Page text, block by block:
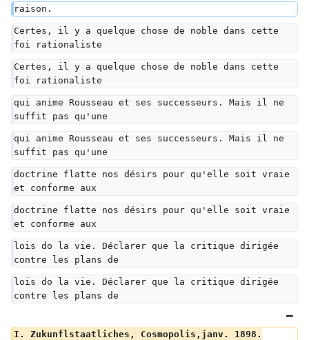
raison.
Certes, il y a quelque chose de noble dans cette
foi rationaliste
Certes, il y a quelque chose de noble dans cette
foi rationaliste
qui anime Rousseau et ses successeurs. Mais il ne
suffit pas qu'une
qui anime Rousseau et ses successeurs. Mais il ne
suffit pas qu'une
doctrine flatte nos désirs pour qu'elle soit vraie
et conforme aux
doctrine flatte nos désirs pour qu'elle soit vraie
et conforme aux
lois do la vie. Déclarer que la critique dirigée
contre les plans de
lois do la vie. Déclarer que la critique dirigée
contre les plans de
I. Zukunflstaatliches, Cosmopolis,janv. 1898.